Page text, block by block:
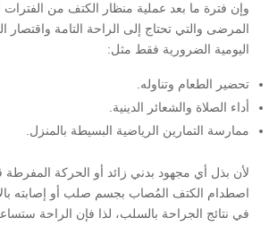
وإن فترة ما بعد عملية منظار الكتف من
المرضى والتي تحتاج إلى الراحة التامة واقتصار
اليومية الضرورية فقط مثل:
تحضير الطعام وتناوله.
أداء الصلاة والشعائر الدينية.
ممارسة التمارين الرياضية البسيطة بالمنزل.
لأن بذل أي مجهود بدني زائد أو الحركة
اصطدام الكتف المُصاب بجسم صلب أو إصابته
في نتائج الجراحة بالسلب، لذا فإن الراحة